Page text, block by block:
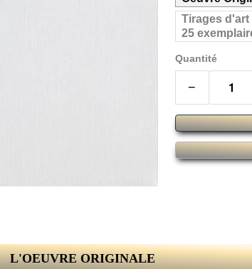
Tirages d'art
25
Quantité
−
L'OEUVRE ORIGINALE